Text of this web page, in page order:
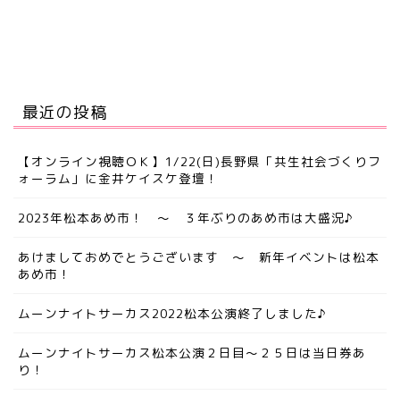
最近の投稿
【オンライン視聴ＯＫ】1/22(日)長野県「共生社会づくりフ
ォーラム」に金井ケイスケ登壇！
2023年松本あめ市！ ～ ３年ぶりのあめ市は大盛況♪
あけましておめでとうございます ～ 新年イベントは松本
あめ市！
ムーンナイトサーカス2022松本公演終了しました♪
ムーンナイトサーカス松本公演２日目～２５日は当日券あ
り！